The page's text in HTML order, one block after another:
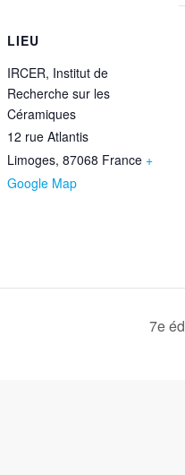
LIEU
IRCER, Institut de
Recherche sur les
Céramiques
12 rue Atlantis
Limoges, 87068 France +
Google Map
7e